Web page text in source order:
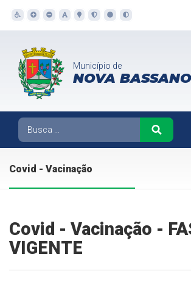
Município de
NOVA BASSANO
Covid - Vacinação
Covid - Vacinação -
VIGENTE